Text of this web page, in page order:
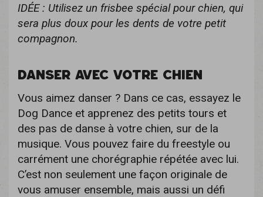
IDÉE : Utilisez un frisbee spécial pour chien, qui
sera plus doux pour les dents de votre petit
compagnon.
DANSER AVEC VOTRE CHIEN
Vous aimez danser ? Dans ce cas, essayez le
Dog Dance et apprenez des petits tours et
des pas de danse à votre chien, sur de la
musique. Vous pouvez faire du freestyle ou
carrément une chorégraphie répétée avec lui.
C’est non seulement une façon originale de
vous amuser ensemble, mais aussi un défi